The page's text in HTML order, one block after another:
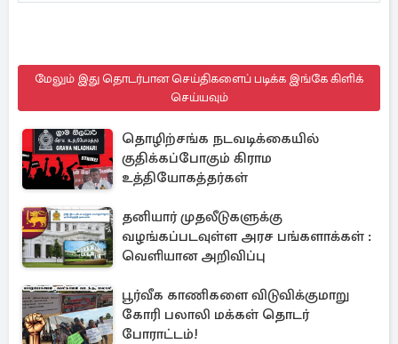
மேலும் இது தொடர்பான செய்திகளைப் படிக்க இங்கே கிளிக்
செய்யவும்
தொழிற்சங்க நடவடிக்கையில்
குதிக்கப்போகும் கிராம
உத்தியோகத்தர்கள்
தனியார் முதலீடுகளுக்கு
வழங்கப்படவுள்ள அரச பங்களாக்கள் :
வெளியான அறிவிப்பு
பூர்வீக காணிகளை விடுவிக்குமாறு
கோரி பலாலி மக்கள் தொடர்
போராட்டம்!